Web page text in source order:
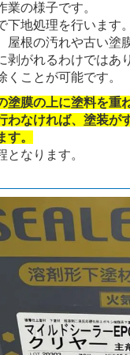
業の様子です。
下地処理を行います。
屋根の汚れや古い塗
剥がれるわけではあ
くことが可能です。
塗膜の上に塗料を重
わなければ、塗装が
す。
となります。